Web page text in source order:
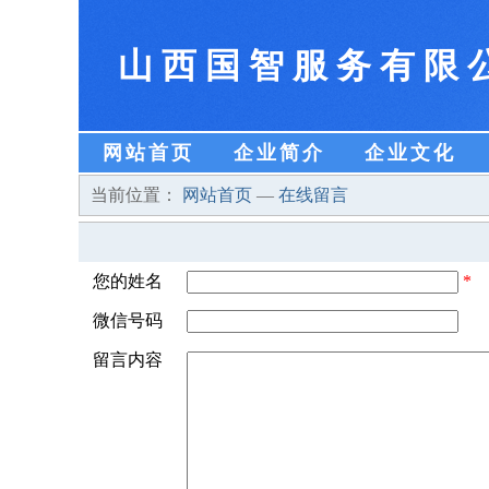
山西国智服务有限
网站首页 企业简介 企业文化
当前位置： 网站首页 — 在线留言
您的姓名 *
微信号码
留言内容